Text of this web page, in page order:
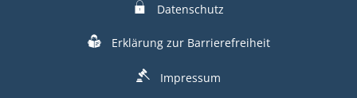
Datenschutz
Erklärung zur Barrierefreiheit
Impressum